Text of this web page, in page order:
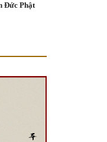
Đức Phật